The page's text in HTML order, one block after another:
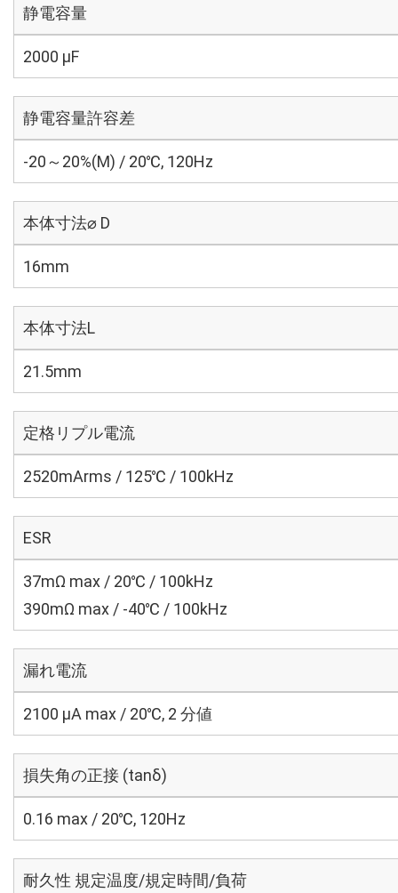
静電容量
2000 µF
静電容量許容差
-20～20%(M) / 20℃, 120Hz
本体寸法⌀ D
16mm
本体寸法L
21.5mm
定格リプル電流
2520mArms / 125℃ / 100kHz
ESR
37mΩ max / 20℃ / 100kHz
390mΩ max / -40℃ / 100kHz
漏れ電流
2100 μA max / 20℃, 2 分値
損失角の正接 (tanδ)
0.16 max / 20℃, 120Hz
耐久性 規定温度/規定時間/負荷